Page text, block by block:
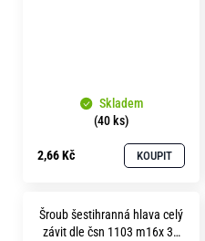
Skladem
(40 ks)
2,66 Kč KOUPIT
Šroub šestihranná hlava celý
závit dle čsn 1103 m16x 30